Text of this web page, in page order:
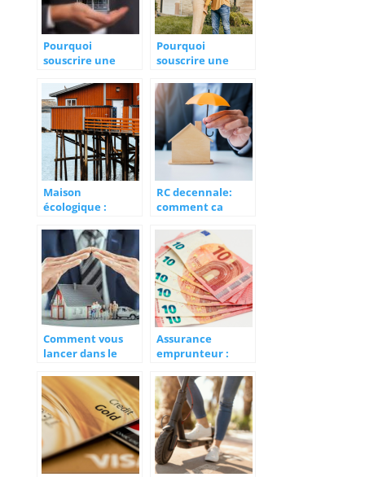
Pourquoi
souscrire une
ligne ?
Pourquoi
souscrire une
habitation ?
Maison
écologique :
habitation choisir
RC decennale:
comment ca
Comment vous
lancer dans le
assurance?
Assurance
emprunteur :
proteger votre
investissement
immobilier